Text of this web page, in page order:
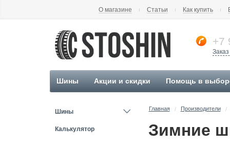
О магазине Статьи Как купить
+7
Шины Акции и скидки Помощь в
Шины
Калькулятор
Главная / Производители /
Зимние